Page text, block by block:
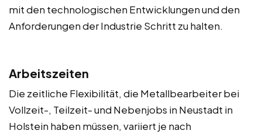
mit den technologischen Entwicklungen und den
Anforderungen der Industrie Schritt zu halten.
Arbeitszeiten
Die zeitliche Flexibilität, die Metallbearbeiter bei
Vollzeit-, Teilzeit- und Nebenjobs in Neustadt in
Holstein haben müssen, variiert je nach